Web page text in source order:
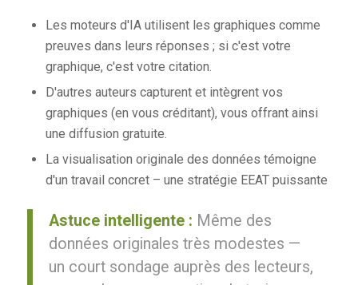
Les moteurs d'IA utilisent les graphiques comme
preuves dans leurs réponses ; si c'est votre
graphique, c'est votre citation.
D'autres auteurs capturent et intègrent vos
graphiques (en vous créditant), vous offrant ainsi
une diffusion gratuite.
La visualisation originale des données témoigne
d'un travail concret – une stratégie EEAT puissante
Astuce intelligente : Même des
données originales très modestes —
un court sondage auprès des lecteurs,